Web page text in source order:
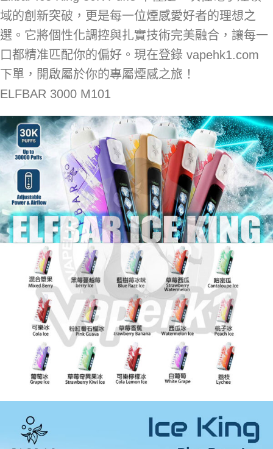
域的創新突破，更是每一位煙感愛好者的理想之
選。它將個性化調控與扎實技術完美融合，讓每一
口都精准匹配你的偏好。現在登錄 vapehk1.com
下單，開啟屬於你的專屬煙感之旅！
ELFBAR 3000 M101